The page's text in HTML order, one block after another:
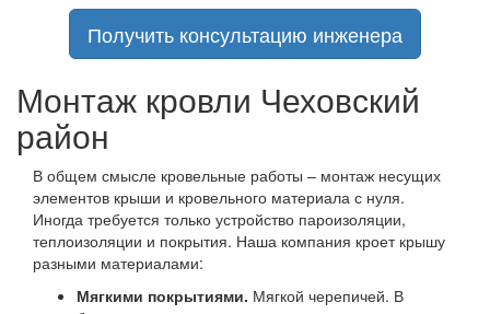
Получить консультацию инженера
Монтаж кровли Чеховский
район
В общем смысле кровельные работы – монтаж несущих
элементов крыши и кровельного материала с нуля.
Иногда требуется только устройство пароизоляции,
теплоизоляции и покрытия. Наша компания кроет крышу
разными материалами:
Мягкими покрытиями. Мягкой черепичей. В